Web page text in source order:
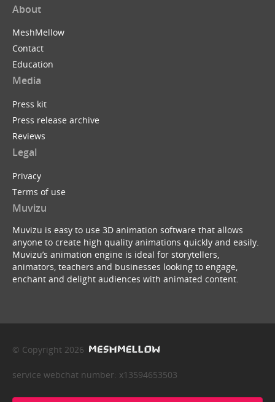
About
MeshMellow
Contact
Education
Media
Press kit
Press release archive
Reviews
Legal
Privacy
Terms of use
Muvizu
Muvizu is easy to use 3D animation software that allows
anyone to create high quality animations quickly and easily.
Muvizu’s animation engine is ideal for storytellers,
animators, teachers and businesses looking to engage,
enchant and delight audiences with animated content.
© Copyright 2026
service webchat number: x13594653503